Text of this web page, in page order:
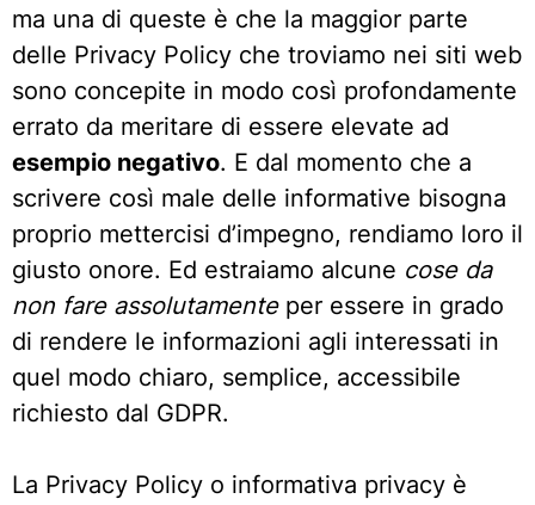
ma una di queste è che la maggior parte
delle Privacy Policy che troviamo nei siti web
sono concepite in modo così profondamente
errato da meritare di essere elevate ad
esempio negativo. E dal momento che a
scrivere così male delle informative bisogna
proprio mettercisi d’impegno, rendiamo loro il
giusto onore. Ed estraiamo alcune cose da
non fare assolutamenteper essere in grado
di rendere le informazioni agli interessati in
quel modo chiaro, semplice, accessibile
richiesto dal GDPR.
La Privacy Policy o informativa privacy è